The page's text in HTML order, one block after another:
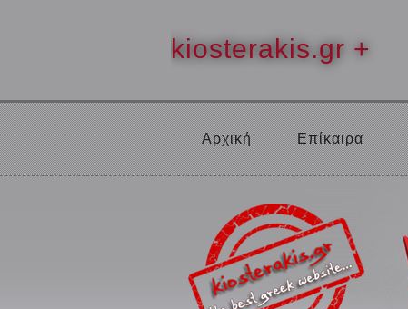
kiosterakis.gr +
Αρχική Επίκαιρα